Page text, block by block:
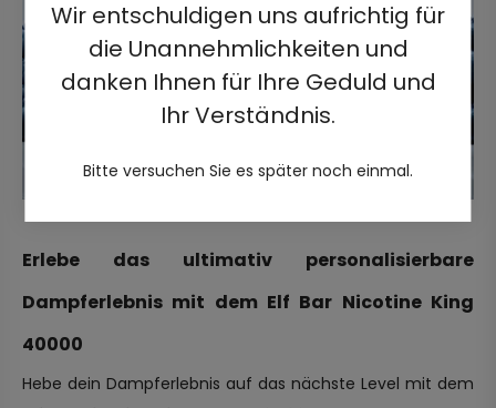
Wir entschuldigen uns aufrichtig für
die Unannehmlichkeiten und
danken Ihnen für Ihre Geduld und
Ihr Verständnis.
Bitte versuchen Sie es später noch einmal.
Erlebe das ultimativ personalisierbare
Dampferlebnis mit dem Elf Bar Nicotine King
40000
Hebe dein Dampferlebnis auf das nächste Level mit dem